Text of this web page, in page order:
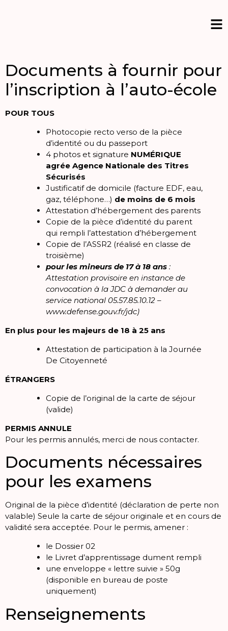
Documents à fournir pour
l’inscription à l’auto-école
POUR TOUS
Photocopie recto verso de la pièce
d’identité ou du passeport
4 photos et signature NUMÉRIQUE
agrée Agence Nationale des Titres
Sécurisés
Justificatif de domicile (facture EDF, eau,
gaz, téléphone…) de moins de 6 mois
Attestation d’hébergement des parents
Copie de la pièce d’identité du parent
qui rempli l’attestation d’hébergement
Copie de l’ASSR2 (réalisé en classe de
troisième)
pour les mineurs de 17 à 18 ans :
Attestation provisoire en instance de
convocation à la JDC à demander au
service national 05.57.85.10.12 –
www.defense.gouv.fr/jdc)
En plus pour les majeurs de 18 à 25 ans
Attestation de participation à la Journée
De Citoyenneté
ÉTRANGERS
Copie de l’original de la carte de séjour
(valide)
PERMIS ANNULE
Pour les permis annulés, merci de nous contacter.
Documents nécessaires
pour les examens
Original de la pièce d’identité (déclaration de perte non
valable) Seule la carte de séjour originale et en cours de
validité sera acceptée. Pour le permis, amener :
le Dossier 02
le Livret d’apprentissage dument rempli
une enveloppe « lettre suivie » 50g
(disponible en bureau de poste
uniquement)
Renseignements